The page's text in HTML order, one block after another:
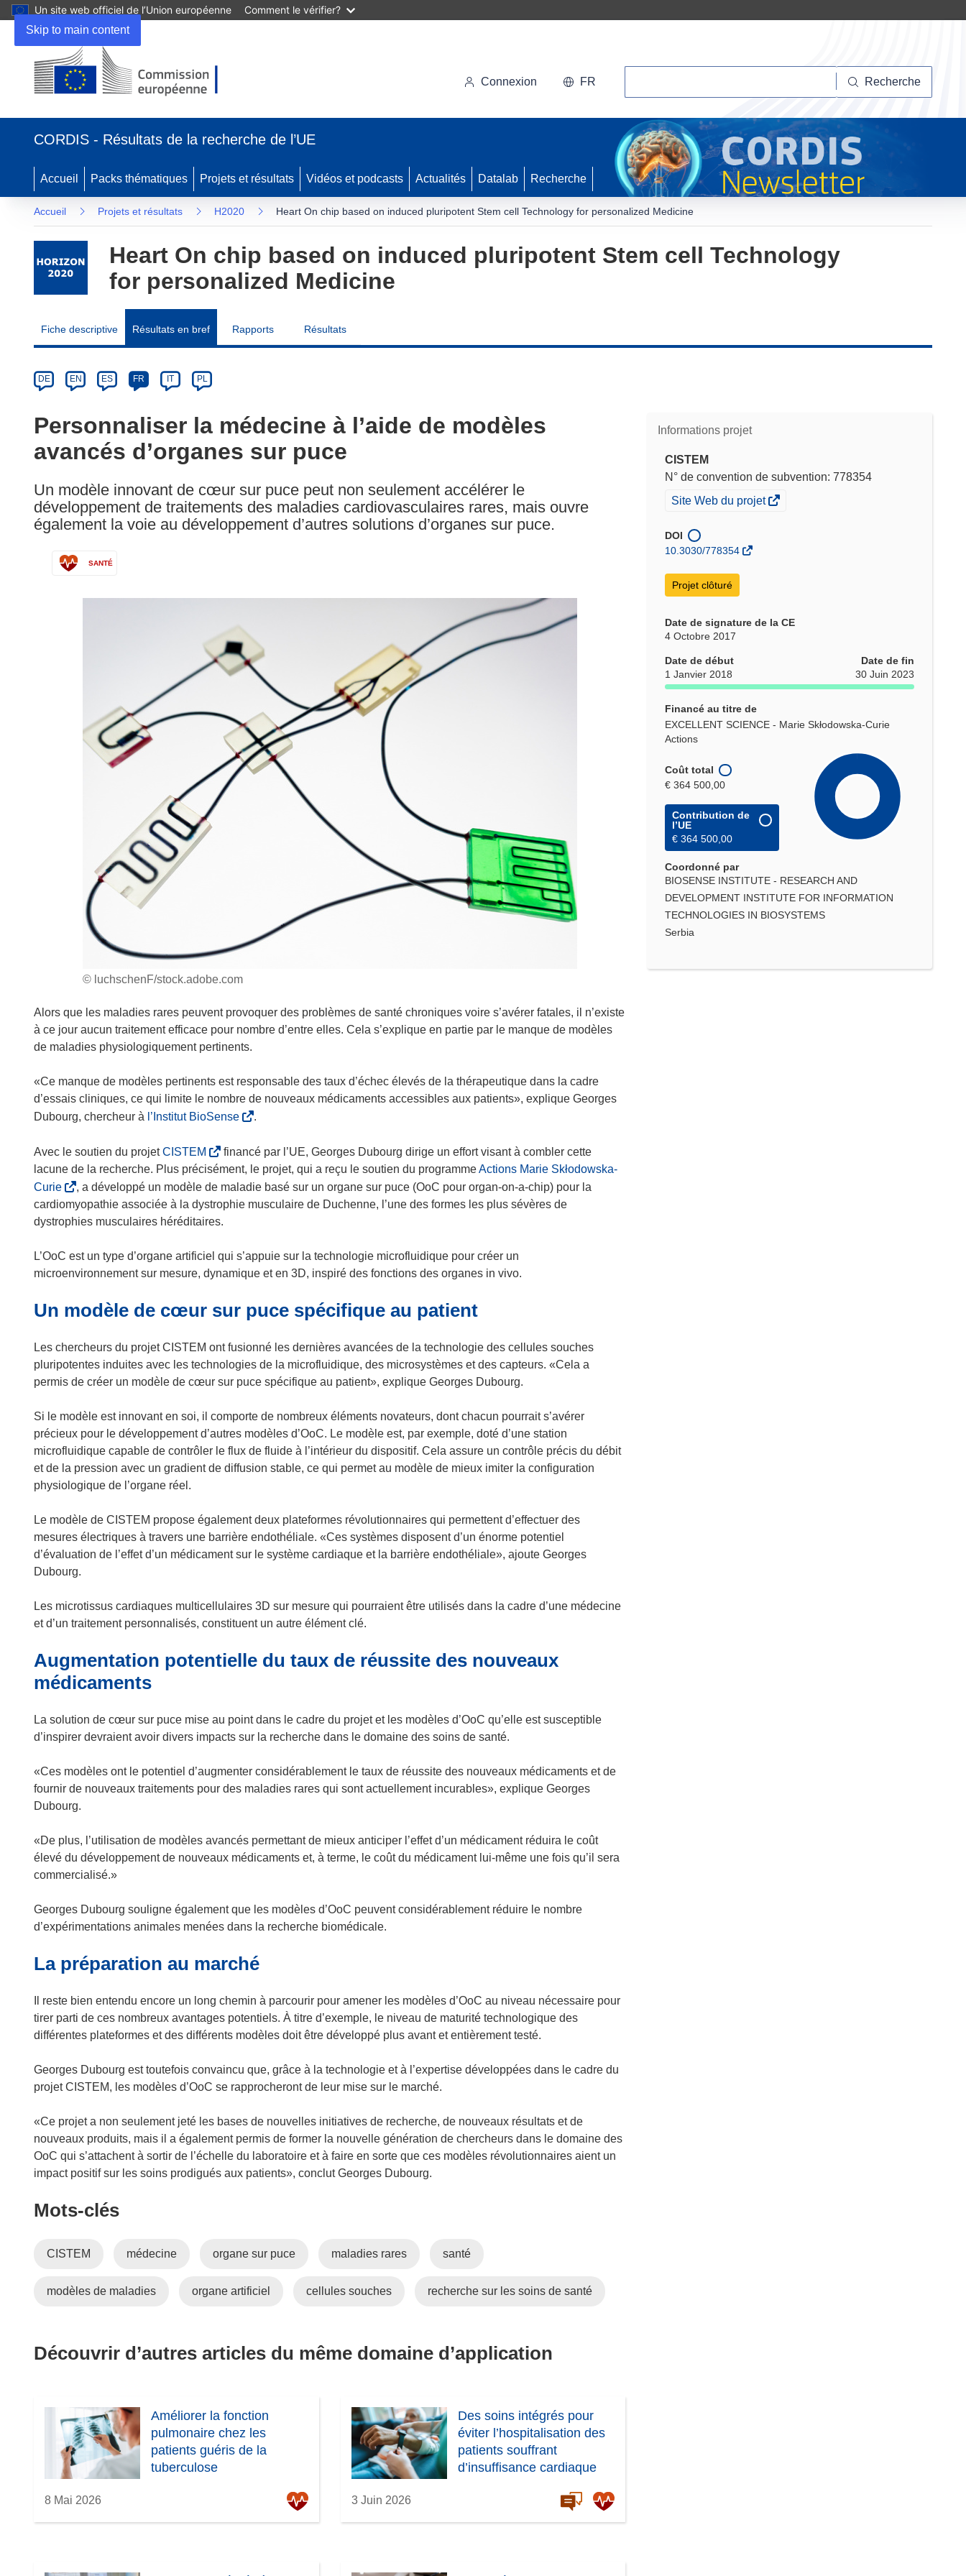
Skip to main content
Un site web officiel de l’Union européenne Comment le vérifier?
une
fenêtre)
Connexion FR Recherche
CORDIS - Résultats de la recherche de l’UE
Accueil Packs thématiques Projets et résultats Vidéos et podcasts Actualités Datalab Recherche
Accueil Projets et résultats H2020 Heart On chip based on induced pluripotent Stem cell Technology for personalized Medicine
Heart On chip based on induced pluripotent Stem cell Technology
for personalized Medicine
Fiche descriptive Résultats en bref Rapports Résultats
Category
Article
available
the
following
languages:
DE EN ES FR IT PL
Personnaliser la médecine à l’aide de modèles
avancés d’organes sur puce
Un modèle innovant de cœur sur puce peut non seulement accélérer le
développement de traitements des maladies cardiovasculaires rares, mais ouvre
également la voie au développement d’autres solutions d’organes sur puce.
SANTÉ
© luchschenF/stock.adobe.com
Alors que les maladies rares peuvent provoquer des problèmes de santé chroniques voire s’avérer fatales, il n’existe
à ce jour aucun traitement efficace pour nombre d’entre elles. Cela s’explique en partie par le manque de modèles
de maladies physiologiquement pertinents.
«Ce manque de modèles pertinents est responsable des taux d’échec élevés de la thérapeutique dans la cadre
d’essais cliniques, ce qui limite le nombre de nouveaux médicaments accessibles aux patients», explique Georges
Dubourg, chercheur à l’Institut BioSense(
’
o
u
v
d
a
s
n
.
Avec le soutien du projetCISTEM
s
’
o
u
r
e
a
u
n
o
e
)
financé par l’UE, Georges Dubourg dirige un effort visant à combler cette
lacune de la recherche. Plus précisément, le projet, qui a reçu le soutien du programmeActions Marie Skłodowska-
Curie(
s
’
u
v
e
a
s
n
o
l
e
r
e
, a développé un modèle de maladie basé sur un organe sur puce (OoC pour organ-on-a-chip) pour la
cardiomyopathie associée à la dystrophie musculaire de Duchenne, l’une des formes les plus sévères de
dystrophies musculaires héréditaires.
L’OoC est un type d’organe artificiel qui s’appuie sur la technologie microfluidique pour créer un
microenvironnement sur mesure, dynamique et en 3D, inspiré des fonctions des organes in vivo.
Un modèle de cœur sur puce spécifique au patient
Les chercheurs du projet CISTEM ont fusionné les dernières avancées de la technologie des cellules souches
pluripotentes induites avec les technologies de la microfluidique, des microsystèmes et des capteurs. «Cela a
permis de créer un modèle de cœur sur puce spécifique au patient», explique Georges Dubourg.
Si le modèle est innovant en soi, il comporte de nombreux éléments novateurs, dont chacun pourrait s’avérer
précieux pour le développement d’autres modèles d’OoC. Le modèle est, par exemple, doté d’une station
microfluidique capable de contrôler le flux de fluide à l’intérieur du dispositif. Cela assure un contrôle précis du débit
et de la pression avec un gradient de diffusion stable, ce qui permet au modèle de mieux imiter la configuration
physiologique de l’organe réel.
Le modèle de CISTEM propose également deux plateformes révolutionnaires qui permettent d’effectuer des
mesures électriques à travers une barrière endothéliale. «Ces systèmes disposent d’un énorme potentiel
d’évaluation de l’effet d’un médicament sur le système cardiaque et la barrière endothéliale», ajoute Georges
Dubourg.
Les microtissus cardiaques multicellulaires 3D sur mesure qui pourraient être utilisés dans la cadre d’une médecine
et d’un traitement personnalisés, constituent un autre élément clé.
Augmentation potentielle du taux de réussite des nouveaux
médicaments
La solution de cœur sur puce mise au point dans le cadre du projet et les modèles d’OoC qu’elle est susceptible
d’inspirer devraient avoir divers impacts sur la recherche dans le domaine des soins de santé.
«Ces modèles ont le potentiel d’augmenter considérablement le taux de réussite des nouveaux médicaments et de
fournir de nouveaux traitements pour des maladies rares qui sont actuellement incurables», explique Georges
Dubourg.
«De plus, l’utilisation de modèles avancés permettant de mieux anticiper l’effet d’un médicament réduira le coût
élevé du développement de nouveaux médicaments et, à terme, le coût du médicament lui-même une fois qu’il sera
commercialisé.»
Georges Dubourg souligne également que les modèles d’OoC peuvent considérablement réduire le nombre
d’expérimentations animales menées dans la recherche biomédicale.
La préparation au marché
Il reste bien entendu encore un long chemin à parcourir pour amener les modèles d’OoC au niveau nécessaire pour
tirer parti de ces nombreux avantages potentiels. À titre d’exemple, le niveau de maturité technologique des
différentes plateformes et des différents modèles doit être développé plus avant et entièrement testé.
Georges Dubourg est toutefois convaincu que, grâce à la technologie et à l’expertise développées dans le cadre du
projet CISTEM, les modèles d’OoC se rapprocheront de leur mise sur le marché.
«Ce projet a non seulement jeté les bases de nouvelles initiatives de recherche, de nouveaux résultats et de
nouveaux produits, mais il a également permis de former la nouvelle génération de chercheurs dans le domaine des
OoC qui s’attachent à sortir de l’échelle du laboratoire et à faire en sorte que ces modèles révolutionnaires aient un
impact positif sur les soins prodigués aux patients», conclut Georges Dubourg.
Mots‑clés
CISTEM médecine organe sur puce maladies rares santé
modèles de maladies organe artificiel cellules souches recherche sur les soins de santé
Découvrir d’autres articles du même domaine d’application
Améliorer la fonction
pulmonaire chez les
patients guéris de la
tuberculose
8 Mai 2026
Des soins intégrés pour
éviter l’hospitalisation des
patients souffrant
d’insuffisance cardiaque
3 Juin 2026
Informations projet
CISTEM
N° de convention de subvention: 778354
(s’ouvre
nouvelle
fenêtre)
Site Web du projet
DOI
10.3030/778354
Projet clôturé
Date de signature de la CE
4 Octobre 2017
Date de début
1 Janvier 2018
Date de fin
30 Juin 2023
Financé au titre de
EXCELLENT SCIENCE - Marie Skłodowska-Curie
Actions
Coût total
€ 364 500,00
Contribution de
l’UE
€ 364 500,00
Coordonné par
BIOSENSE INSTITUTE - RESEARCH AND
DEVELOPMENT INSTITUTE FOR INFORMATION
TECHNOLOGIES IN BIOSYSTEMS
Serbia